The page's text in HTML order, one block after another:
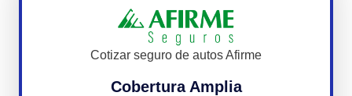
Cotizar seguro de autos Afirme
Cobertura Amplia